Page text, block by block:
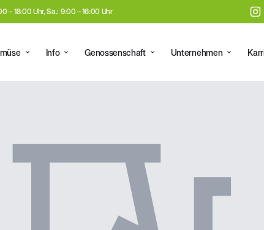
– 18:00 Uhr, Sa.: 9:00 – 16:00 Uhr
Info Genossenschaft Unternehmen